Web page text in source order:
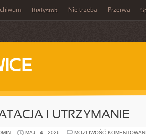
Białystok Nie trzeba Przerwa
I UTRZYMANIE
MAJ - 4 - 2026 MOŻLIWOŚĆ